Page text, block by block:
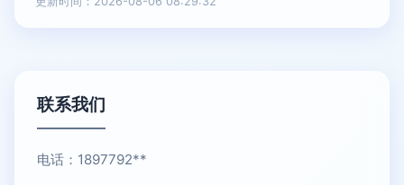
联系我们
电话：1897792**